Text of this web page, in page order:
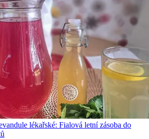
lékařské: Fialová letní zásoba do